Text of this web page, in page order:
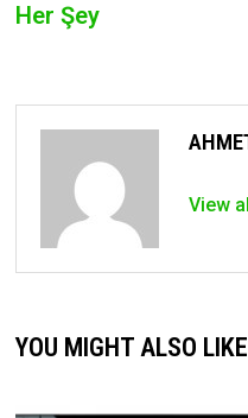
Her Şey
View
YOU MIGHT ALSO LIKE